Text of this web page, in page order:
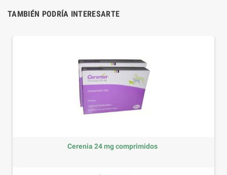
TAMBIÉN PODRÍA INTERESARTE
Cerenia 24 mg comprimidos